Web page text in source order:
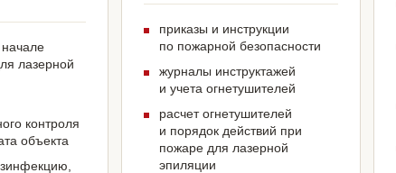
лазерной
контроля
объекта
приказы и инструкции
по пожарной безопасности
журналы инструктажей
и учета огнетушителей
расчет огнетушителей
и порядок действий при
пожаре для лазерной
эпиляции